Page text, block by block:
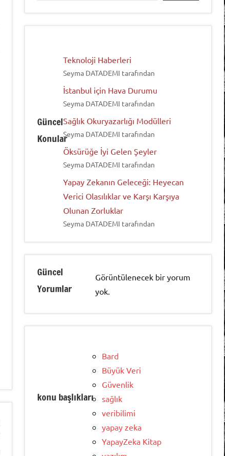
Güncel
Konular
Teknoloji Haberleri
Seyma DATADEMI tarafından
İstanbul için Hava Durumu
Seyma DATADEMI tarafından
Sağlık Okuryazarlığı Modülleri
Seyma DATADEMI tarafından
Öksürüğe İyi Gelen Şeyler
Seyma DATADEMI tarafından
Yapay Zekanın Geleceği: Heyecan
Verici Olasılıklar ve Karşı Karşıya
Olunan Zorluklar
Seyma DATADEMI tarafından
Güncel
Yorumlar
Görüntülenecek bir yorum
yok.
konu başlıkları
Bard
Büyük Veri
Güvenlik
sağlık
veribilimi
yapay zeka
YapayZeka Kitap